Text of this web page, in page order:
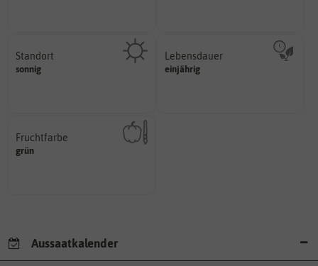
Standort
sonnig
Pflanze? (schattig, halbschattig,
sonnig, vollsonnig)
Lebensdauer
einjährig
einjährig, zweijährig oder
mehrjährig.
Fruchtfarbe
grün
sie nach dem Reifungsprozess
hat.
Aussaatkalender